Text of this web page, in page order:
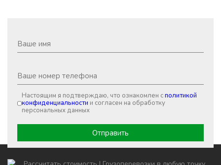
Настоящим я подтверждаю, что ознакомлен сполитикой
конфиденциальности и согласен на обработку
персональных данных